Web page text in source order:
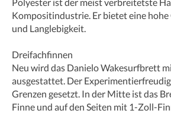
Kompositindustrie. Er bietet eine
und Langlebigkeit.
Dreifachfinnen
Neu wird das Danielo Wakesurfbrett
ausgestattet. Der
Grenzen gesetzt. In der Mitte ist das
Finne und auf den Seiten mit 1-Zoll-